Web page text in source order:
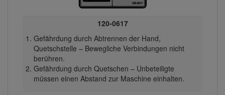
120-0617
Gefährdung durch Abtrennen der Hand,
Quetschstelle – Bewegliche Verbindungen nicht
berühren.
Gefährdung durch Quetschen – Unbeteiligte
müssen einen Abstand zur Maschine einhalten.